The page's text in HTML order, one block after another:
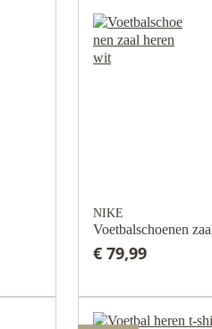
NIKE
Voetbalschoenen
€ 79,99